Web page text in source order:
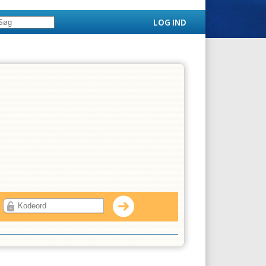
LOG IND